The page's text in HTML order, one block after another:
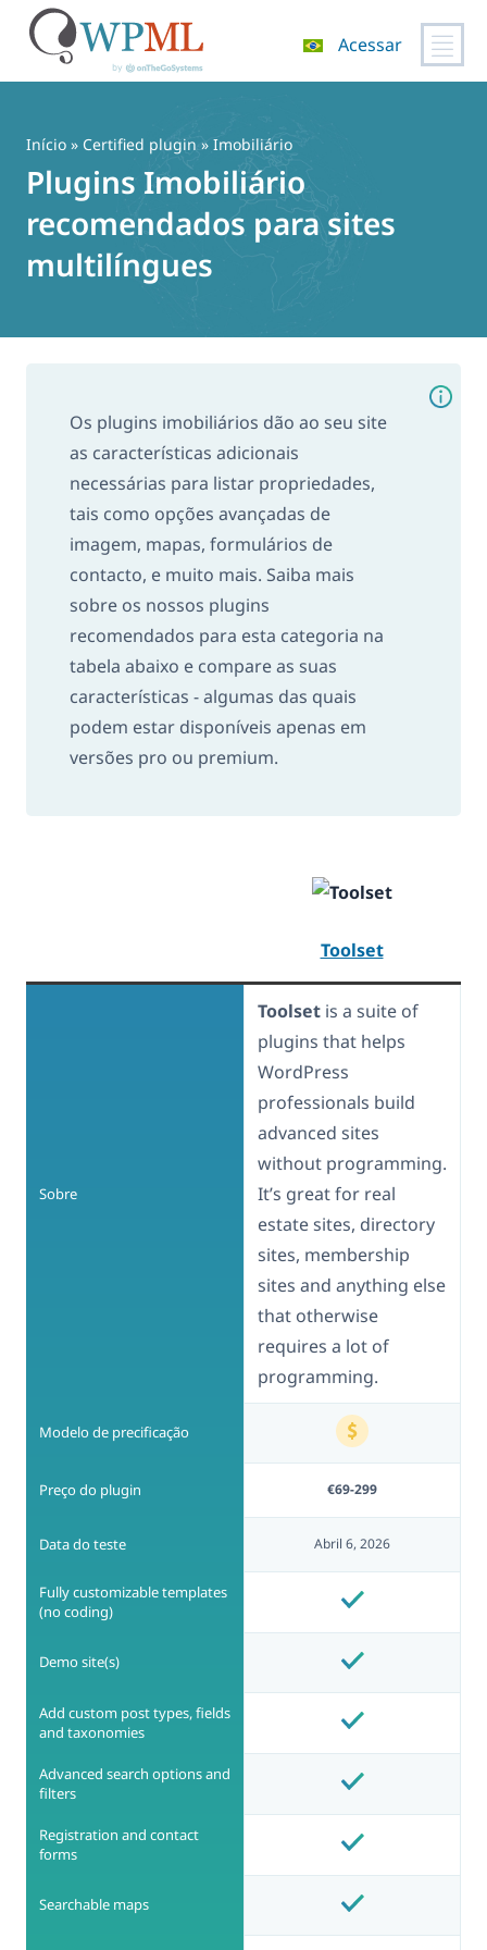
conteúdo
Acessar
Início » Certified plugin » Imobiliário
Plugins Imobiliário
recomendados para sites
multilíngues
Os plugins imobiliários dão ao seu site
as características adicionais
necessárias para listar propriedades,
tais como opções avançadas de
imagem, mapas, formulários de
contacto, e muito mais. Saiba mais
sobre os nossos plugins
recomendados para esta categoria na
tabela abaixo e compare as suas
características - algumas das quais
podem estar disponíveis apenas em
versões pro ou premium.
Toolset
Sobre
Toolset is a suite of
plugins that helps
WordPress
professionals build
advanced sites
without programming.
It’s great for real
estate sites, directory
sites, membership
sites and anything else
that otherwise
requires a lot of
programming.
Modelo de precificação
Preço do plugin €69-299
Data do teste Abril 6, 2026
Fully customizable templates
(no coding)
Demo site(s)
Add custom post types, fields
and taxonomies
Advanced search options and
filters
Registration and contact
forms
Searchable maps